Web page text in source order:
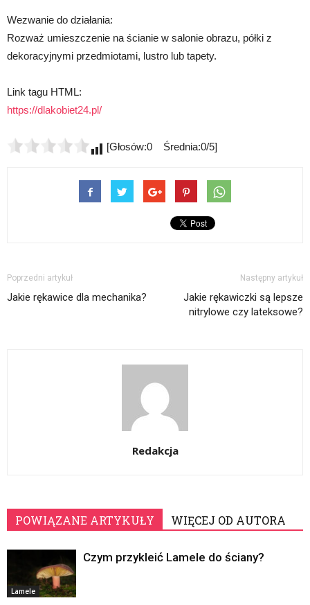
Wezwanie do działania:
Rozważ umieszczenie na ścianie w salonie obrazu, półki z
dekoracyjnymi przedmiotami, lustro lub tapety.
Link tagu HTML:
https://dlakobiet24.pl/
[Głosów:0 Średnia:0/5]
Poprzedni artykuł
Jakie rękawice dla mechanika?
Następny artykuł
Jakie rękawiczki są lepsze
nitrylowe czy lateksowe?
Redakcja
POWIĄZANE ARTYKUŁY WIĘCEJ OD AUTORA
Lamele
Czym przykleić Lamele do ściany?